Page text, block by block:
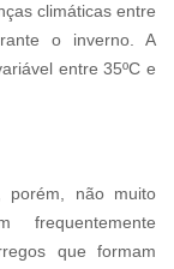
climáticas entre
o inverno. A
entre 35ºC e
porém, não muito
que formam